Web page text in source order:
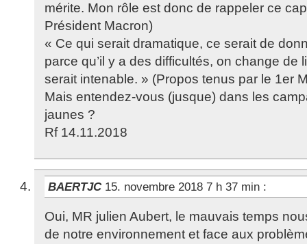
mérite. Mon rôle est donc de rappeler ce
Président Macron)
« Ce qui serait dramatique, ce serait de
parce qu’il y a des difficultés, on change de
serait intenable. » (Propos tenus par le 1er
Mais entendez-vous (jusque) dans les
jaunes ?
Rf 14.11.2018
BAERTJC 15. novembre 2018 7 h 37 min :
Oui, MR julien Aubert, le mauvais temps
de notre environnement et face aux